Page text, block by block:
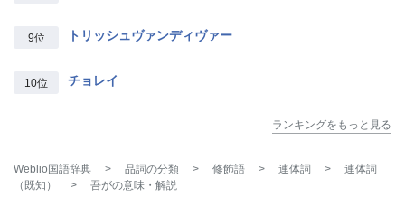
9位 トリッシュヴァンディヴァー
10位 チョレイ
ランキングをもっと見る
Weblio国語辞典 > 品詞の分類 > 修飾語 > 連体詞 >
連体詞
（既知）
> 吾がの意味・解説